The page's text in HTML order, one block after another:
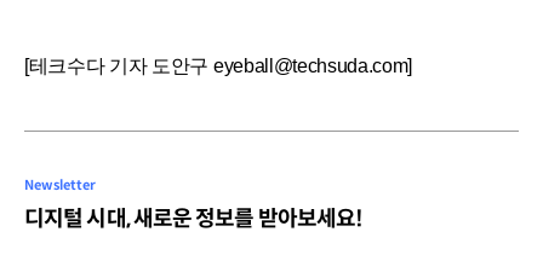
[테크수다 기자 도안구 eyeball@techsuda.com]
Newsletter
디지털 시대, 새로운 정보를 받아보세요!